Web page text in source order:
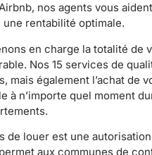
nos agents vous
rentabilité optimale.
en charge la totalité de
Nos 15 services de
mais également l’achat de
à n’importe quel moment
de louer est une
aux communes de